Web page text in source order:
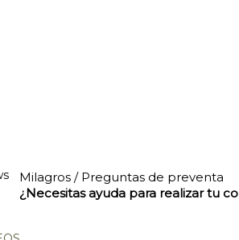
Milagros / Preguntas de preventa
¿Necesitas ayuda para realizar tu